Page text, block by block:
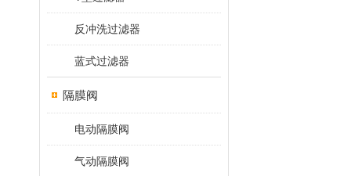
反冲洗过滤器
蓝式过滤器
隔膜阀
电动隔膜阀
气动隔膜阀